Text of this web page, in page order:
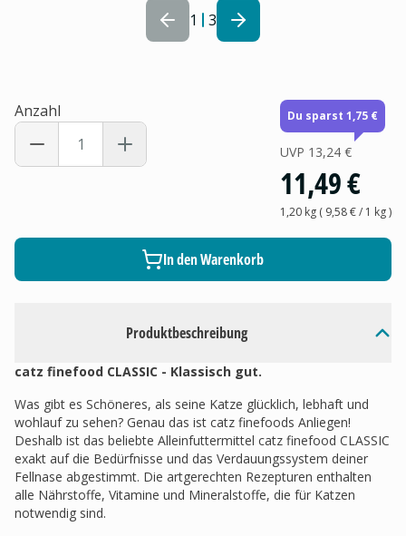
1 3
Produktbeschreibung
catz finefood CLASSIC - Klassisch gut.
Was gibt es Schöneres, als seine Katze glücklich, lebhaft und
wohlauf zu sehen? Genau das ist catz finefoods Anliegen!
Deshalb ist das beliebte Alleinfuttermittel catz finefood CLASSIC
exakt auf die Bedürfnisse und das Verdauungssystem deiner
Fellnase abgestimmt. Die artgerechten Rezepturen enthalten
alle Nährstoffe, Vitamine und Mineralstoffe, die für Katzen
notwendig sind.
Anzahl Du sparst 1,75 €
UVP 13,24 €
11,49 €
1,20 kg( 9,58 €/ 1 kg)
In den Warenkorb